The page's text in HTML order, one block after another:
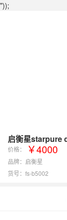
"));
启衡星starpure
价格： ￥4000
品牌：启衡星
货号：fs-b5002